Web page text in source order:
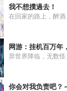
我不想撲過去！
在回家的路上，醉酒
网游：挂机百万年
异世界降临，无数怪
你会对我负责吧？